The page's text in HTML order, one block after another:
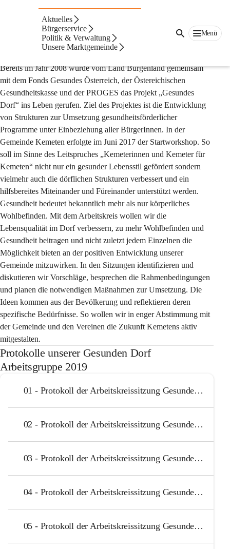
Aktuelles
Bürgerservice
Politik & Verwaltung
Unsere Marktgemeinde
Menü
Gesundes Dorf
„Gesundes Dorf“ – Kemeten
Bereits im Jahr 2008 wurde vom Land Burgenland gemeinsam
mit dem Fonds Gesundes Österreich, der Östereichischen
Gesundheitskasse und der PROGES das Projekt „Gesundes
Dorf“ ins Leben gerufen. Ziel des Projektes ist die Entwicklung
von Strukturen zur Umsetzung gesundheitsförderlicher
Programme unter Einbeziehung aller BürgerInnen. In der
Gemeinde Kemeten erfolgte im Juni 2017 der Startworkshop. So
soll im Sinne des Leitspruches „Kemeterinnen und Kemeter für
Kemeten“ nicht nur ein gesunder Lebensstil gefördert sondern
vielmehr auch die dörflichen Strukturen verbessert und ein
hilfsbereites Miteinander und Füreinander unterstützt werden.
Gesundheit bedeutet bekanntlich mehr als nur körperliches
Wohlbefinden. Mit dem Arbeitskreis wollen wir die
Lebensqualität im Dorf verbessern, zu mehr Wohlbefinden und
Gesundheit beitragen und nicht zuletzt jedem Einzelnen die
Möglichkeit bieten an der positiven Entwicklung unserer
Gemeinde mitzuwirken. In den Sitzungen identifizieren und
diskutieren wir Vorschläge, besprechen die Rahmenbedingungen
und planen die notwendigen Maßnahmen zur Umsetzung. Die
Ideen kommen aus der Bevölkerung und reflektieren deren
spezifische Bedürfnisse. So wollen wir in enger Abstimmung mit
der Gemeinde und den Vereinen die Zukunft Kemetens aktiv
mitgestalten.
Protokolle unserer Gesunden Dorf
Arbeitsgruppe 2019
01 - Protokoll der Arbeitskreissitzung Gesundes Dorf 14.01.2019
02 - ​​​​Protokoll der Arbeitskreissitzung Gesundes Dorf 28.01.2019
03 - Protokoll der Arbeitskreissitzung Gesundes Dorf 11.03.2019
04 - Protokoll der Arbeitskreissitzung Gesundes Dorf 13.05.2019
05 - Protokoll der Arbeitskreissitzung Gesundes Dorf 15.07.2019